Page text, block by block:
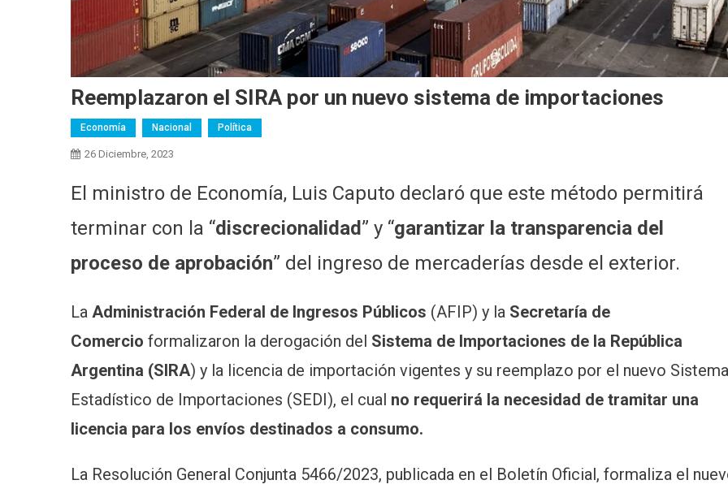
Reemplazaron el SIRA por un nuevo sistema de importaciones
Economía Nacional Política
26 Diciembre, 2023
El ministro de Economía, Luis Caputo declaró que este método permitirá
terminar con la “discrecionalidad” y “garantizar la transparencia del
proceso de aprobación” del ingreso de mercaderías desde el exterior.
La Administración Federal de Ingresos Públicos (AFIP) y la Secretaría de
Comercio formalizaron la derogación del Sistema de Importaciones de la República
Argentina (SIRA) y la licencia de importación vigentes y su reemplazo por el nuevo Sistema
Estadístico de Importaciones (SEDI), el cual no requerirá la necesidad de tramitar una
licencia para los envíos destinados a consumo.
La Resolución General Conjunta 5466/2023, publicada en el Boletín Oficial, formaliza el